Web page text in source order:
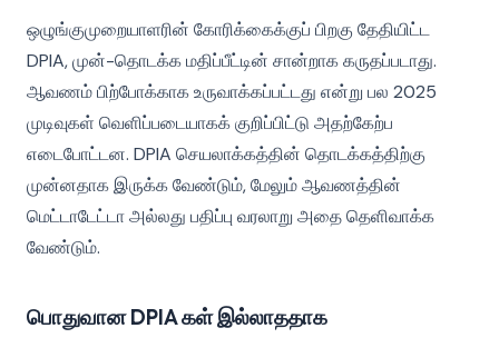
ஒழுங்குமுறையாளரின் கோரிக்கைக்குப் பிறகு தேதியிட்ட
DPIA, முன்-தொடக்க மதிப்பீட்டின் சான்றாக கருதப்படாது.
ஆவணம் பிற்போக்காக உருவாக்கப்பட்டது என்று பல 2025
முடிவுகள் வெளிப்படையாகக் குறிப்பிட்டு அதற்கேற்ப
எடைபோட்டன. DPIA செயலாக்கத்தின் தொடக்கத்திற்கு
முன்னதாக இருக்க வேண்டும், மேலும் ஆவணத்தின்
மெட்டாடேட்டா அல்லது பதிப்பு வரலாறு அதை தெளிவாக்க
வேண்டும்.
பொதுவான DPIA கள் இல்லாததாக